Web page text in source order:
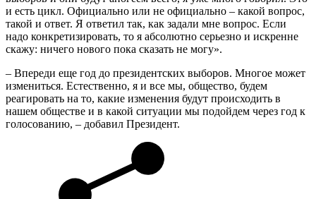
и есть цикл. Официально или не официально – какой вопрос,
такой и ответ. Я ответил так, как задали мне вопрос. Если
надо конкретизировать, то я абсолютно серьезно и искренне
скажу: ничего нового пока сказать не могу».
– Впереди еще год до президентских выборов. Многое может
измениться. Естественно, я и все мы, общество, будем
реагировать на то, какие изменения будут происходить в
нашем обществе и в какой ситуации мы подойдем через год к
голосованию, – добавил Президент.